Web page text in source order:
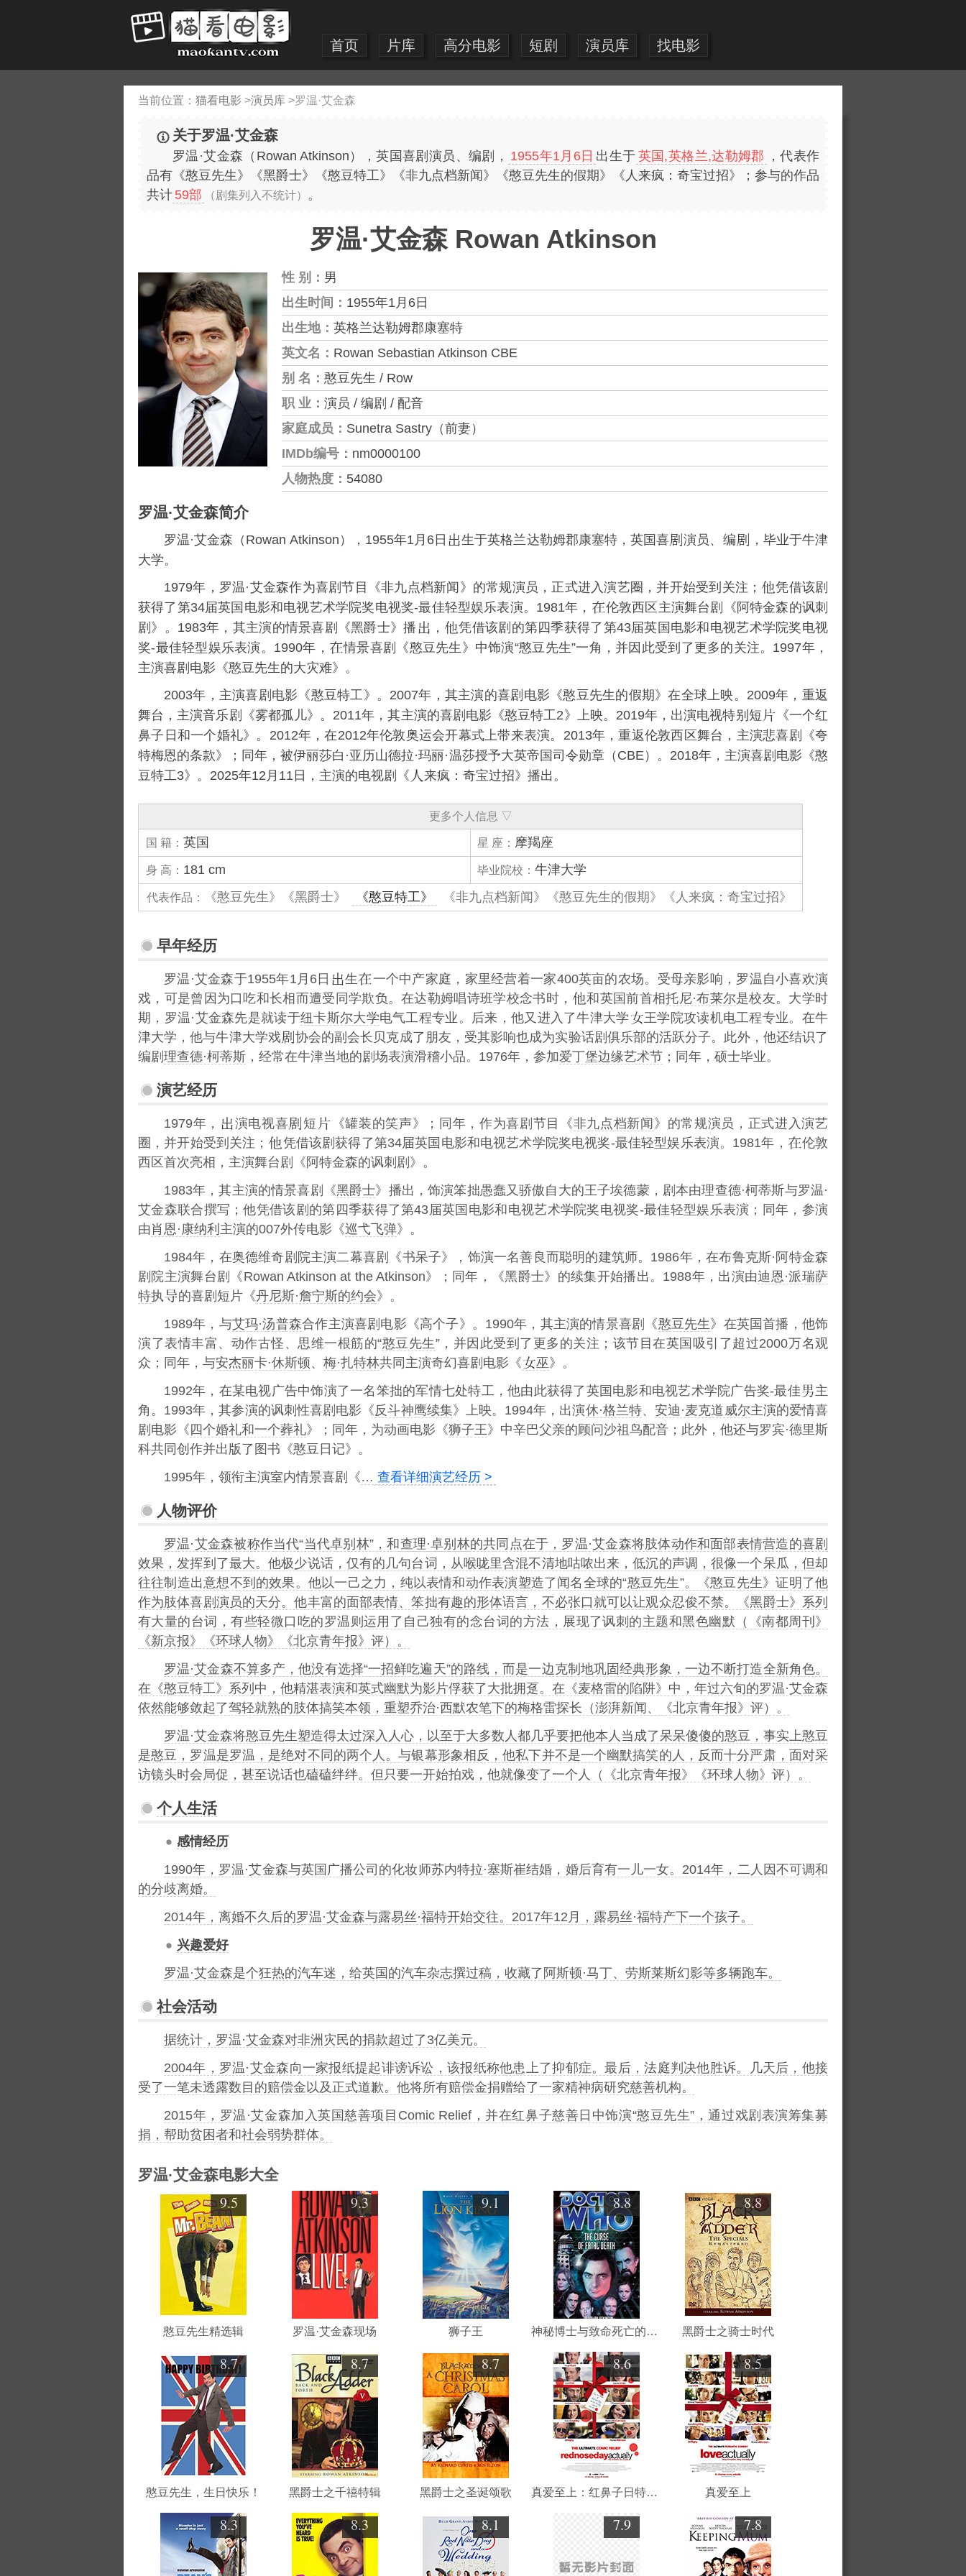
首页 片库 高分电影 短剧 演员库 找电影
当前位置： 猫看电影 >演员库 >罗温·艾金森
关于罗温·艾金森
罗温·艾金森（Rowan Atkinson），英国喜剧演员、编剧， 1955年1月6日 出生于 英国,英格兰,达勒姆郡
，代表作
品有《憨豆先生》《黑爵士》《憨豆特工》《非九点档新闻》《憨豆先生的假期》《人来疯：奇宝过招》；参与的作品
共计 59部 （剧集列入不统计） 。
罗温·艾金森 Rowan Atkinson
性 别： 男
出生时间： 1955年1月6日
出生地： 英格兰达勒姆郡康塞特
英文名： Rowan Sebastian Atkinson CBE
别 名： 憨豆先生 / Row
职 业： 演员 / 编剧 / 配音
家庭成员： Sunetra Sastry（前妻）
IMDb编号： nm0000100
人物热度： 54080
罗温·艾金森简介
罗温·艾金森（Rowan Atkinson），1955年1月6日 生于英格兰达勒姆郡康塞特，英国喜 演员、编 ，毕业于牛津
大学。
1979年，罗温·艾金森作为喜剧节目《非九点档新闻 》的常规演员，正式进入演艺圈，并开始受到关注；
凭借该剧
获得了第34届英国电影和电视艺术学院奖电视奖-最佳轻型娱乐表演。1981年，
伦敦西区主演舞台剧《阿特金森的讽刺
剧》。1983年，其主演的情景喜剧《黑爵士》播 ，
凭借该剧的第四季获得了第43届英国电影和电视艺术学院奖电视
奖-最佳轻型娱乐表演。1990年，
情景喜剧《憨豆先生 》中饰演“憨豆先生”一角，并因此受到了更多的关注。1997年，
主演喜剧电影《憨豆先生的大灾难》。
2003年，主演喜剧电影《憨豆特工 》。2007年，其主演的喜剧电影《憨豆先生的假期 》在全球上映。2009年，重返
舞台，主演音乐剧《雾都孤儿》。2011年，其主演的喜剧电影《憨豆特工2 》上映。2019年，出演电视特别短 《一个红
鼻子日和一个婚礼》。2012年，在2012年伦敦奥运会开幕式上带来表演。2013年，重返伦敦西区舞台，主演悲喜剧《夸
特梅恩的条款》；同年，被伊丽莎白·亚历山德拉·玛丽·温莎授予大英帝国司令勋章（ CBE）。2018年，主演喜剧电影《憨
豆特工3》。2025年12月11日，主演的电视剧《 来疯：奇宝过招》播出。
更多个人信息 ▽
国 籍： 英国 星 座： 摩羯座
身 高： 181 cm 毕业院校：牛津大学
代表作品： 《憨豆先生》《黑爵士》 《憨豆特工》 《非九点档新闻》《憨豆先生的假期》《人来疯：奇宝过招》
早年经历
罗温·艾金森于1955年1月6日 生
一个中产家庭，家里经营着一家400英亩的农场。受母亲影响，罗温自小喜欢演
戏，可是曾因为口吃和长相而遭受同学欺负。在达勒姆唱诗班学校念书时，
和英国前首相托尼·布莱尔是校友。大学时
期，罗温·艾金森先是就读于纽卡斯尔大学电气工程专业。后来，他又进入了牛津大学
王学院攻读机电工程专业。在牛
津大学，他与牛津大学戏
协会的副会长贝克成了朋友，受其影响也成为实验话剧俱乐部的活跃分子。此外，他还结识了
编剧 理查德·柯蒂斯 ，经常在牛津当地的剧场表演滑稽小品。1976年，参加爱丁堡边缘艺术节 ；同年，硕士毕业。
演艺经历
1979年， 演电视喜 短 《罐装的笑声》；同年，作为喜剧节目《非九点档新闻 》的常规演员，正式进入演艺
圈，并开始受到关注；
凭借该剧获得了第34届英国电影和电视艺术学院奖电视奖-最佳轻型娱乐表演。1981年，
伦敦
西区首次亮相，主演舞台剧《阿特金森的讽刺剧》。
1983年，其主演的情景喜剧《黑爵士》播出，饰演笨拙愚蠢又骄傲自大的王子埃德蒙，剧本由理查德·柯蒂斯与罗温·
艾金森联合撰写；他凭借该剧的第四季获得了第43届英国电影和电视艺术学院奖电视奖-最佳轻型娱乐表演；同年，参演
由肖恩·康纳利 主演的007外传电影《巡弋飞弹》。
1984年，在奥德维奇剧院主演二幕喜剧《书呆子》，饰演一名善良而聪明的建筑师。1986年，在布鲁克斯·阿特金森
剧院主演舞台剧《Rowan Atkinson at the Atkinson》；同年，《黑爵士》的续集开始播出。1988年，出演由迪恩·派瑞萨
特执 的喜剧短片《丹尼斯·詹宁斯的约会》。
1989年，与艾玛·汤普森合作主演喜剧电影《高个子》。1990年，其主演的情景喜剧《憨豆先生 》在英国首播，他饰
演了表情丰富、动作古怪、思维一根筋的“憨豆先生”，并因此受到了更多的关注；该节目在英国吸引了超过2000万名观
众；同年，与安杰丽卡·休斯顿、 梅·扎特林共同主演奇幻喜剧电影《 巫 》。
1992年，在某电视广告中饰演了一名笨拙的军情七处特工，他由此获得了英国电影和电视艺术学院广告奖-最佳
主
角。1993年，其参演的讽刺性喜剧电影《反斗神鹰续集》上映。1994年，出演休·格兰特、安迪·麦克道威尔主演的爱情喜
剧电影《 四个婚礼和一个葬礼》；同年，为动画电影《狮子王》中辛巴父亲的顾问沙祖鸟配音；此外，他还与罗宾·德里斯
科共同创作并出版了图书《憨豆日记》。
1995年，领衔主演室内情景喜剧《… 查看详细演艺经历 >
人物评价
罗温·艾金森被称作当代“当代卓别林”，和查理·卓别林的共同点在于，罗温·艾金森将肢体动作和面部表情营造的喜剧
效果，发挥到了最大。他极少说话，仅有的几句台词，从喉咙里含混不清地咕哝出来，低沉的声调，很像一个呆瓜，但却
往往制造出意想不到的效果。他以一己之力，纯以表情和动作表演塑造了闻名全球的“憨豆先生”。《憨豆先生》证明了他
作为肢体喜剧演员的天分。他丰富的面部表情、笨拙有趣的形体语言，不必张口就可以让观众忍俊不禁。《黑爵士》系列
有大量的台词，有些轻微口吃的罗温则运用了自己独有的念台词的方法，展现了讽刺的主题和黑色幽默（《南都周刊》
《新京报》《环球人物》《北京青年报》评）。
罗温·艾金森不算多产，他没有选择“一招鲜吃遍天”的路线，而是一边克制地巩固经典形象，一边不断打造全新角色。
在《憨豆特工》系列中，他精湛表演和英式幽默为影片俘获了大批拥趸。在《麦格雷的陷阱》中，年过六旬的罗温·艾金森
依然能够敛起了驾轻就熟的肢体搞笑本领，重塑乔治·西默农笔下的梅格雷探长（澎湃新闻、《北京青年报》评）。
罗温·艾金森将憨豆先生塑造得太过深入人心，以至于大多数人都几乎要把他本人当成了呆呆傻傻的憨豆，事实上憨豆
是憨豆，罗温是罗温，是绝对不同的两个人。与银幕形象相反，他私下并不是一个幽默搞笑的人，反而十分严肃，面对采
访镜头时会局促，甚至说话也磕磕绊绊。但只要一开始拍戏，他就像变了一个人（《北京青年报》《环球人物》评）。
个人生活
感情经历
1990年，罗温·艾金森与英国广播公司的化妆师苏内特拉·塞斯崔结婚，婚后育有一儿一女。2014年，二人因不可调和
的分歧离婚。
2014年，离婚不久后的罗温·艾金森与露易丝·福特开始交往。2017年12月，露易丝·福特产下一个孩子。
兴趣爱好
罗温·艾金森是个狂热的汽车迷，给英国的汽车杂志撰过稿，收藏了阿斯顿·马丁、劳斯莱斯幻影等多辆跑车。
社会活动
据统计，罗温·艾金森对非洲灾民的捐款超过了3亿美元。
2004年，罗温·艾金森向一家报纸提起诽谤诉讼，该报纸称他患上了抑郁症。最后，法庭判决他胜诉。几天后，他接
受了一笔未透露数目的赔偿金以及正式道歉。他将所有赔偿金捐赠给了一家精神病研究慈善机构。
2015年，罗温·艾金森加入英国慈善项目Comic Relief，并在红鼻子慈善日中饰演“憨豆先生”，通过戏剧表演筹集募
捐，帮助贫困者和社会弱势群体。
罗温·艾金森电影大全
9.5
憨豆先生精选辑
9.3
罗温·艾金森现场
9.1
狮子王
8.8
神秘博士与致命死亡的诅咒
8.8
黑爵士之骑士时代
8.7
憨豆先生，生日快乐！
8.7
黑爵士之千禧特辑
8.7
黑爵士之圣诞颂歌
8.6
真爱至上：红鼻子日特别集
8.5
真爱至上
8.3 8.3 8.1 7.9 7.8